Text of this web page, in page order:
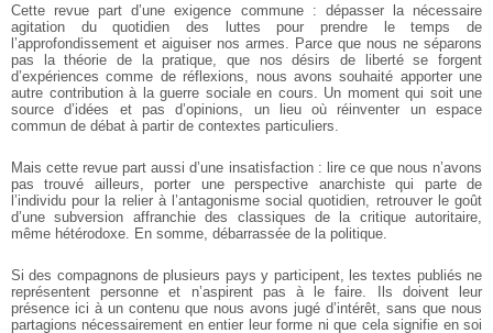
Cette revue part d’une exigence commune : dépasser la nécessaire
agitation du quotidien des luttes pour prendre le temps de
l’approfondissement et aiguiser nos armes. Parce que nous ne séparons
pas la théorie de la pratique, que nos désirs de liberté se forgent
d’expériences comme de réflexions, nous avons souhaité apporter une
autre contribution à la guerre sociale en cours. Un moment qui soit une
source d’idées et pas d’opinions, un lieu où réinventer un espace
commun de débat à partir de contextes particuliers.
Mais cette revue part aussi d’une insatisfaction : lire ce que nous n’avons
pas trouvé ailleurs, porter une perspective anarchiste qui parte de
l’individu pour la relier à l’antagonisme social quotidien, retrouver le goût
d’une subversion affranchie des classiques de la critique autoritaire,
même hétérodoxe. En somme, débarrassée de la politique.
Si des compagnons de plusieurs pays y participent, les textes publiés ne
représentent personne et n’aspirent pas à le faire. Ils doivent leur
présence ici à un contenu que nous avons jugé d’intérêt, sans que nous
partagions nécessairement en entier leur forme ni que cela signifie en soi